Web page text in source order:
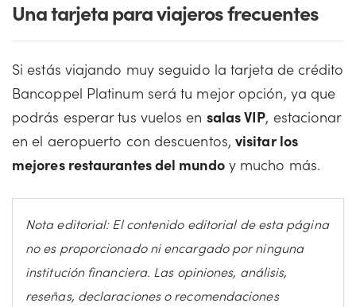
Una tarjeta para viajeros frecuentes
Si estás viajando muy seguido la tarjeta de crédito
Bancoppel Platinum será tu mejor opción, ya que
podrás esperar tus vuelos en salas VIP, estacionar
en el aeropuerto con descuentos, visitar los
mejores restaurantes del mundoy mucho más.
Nota editorial: El contenido editorial de esta página
no es proporcionado ni encargado por ninguna
institución financiera. Las opiniones, análisis,
reseñas, declaraciones o recomendaciones